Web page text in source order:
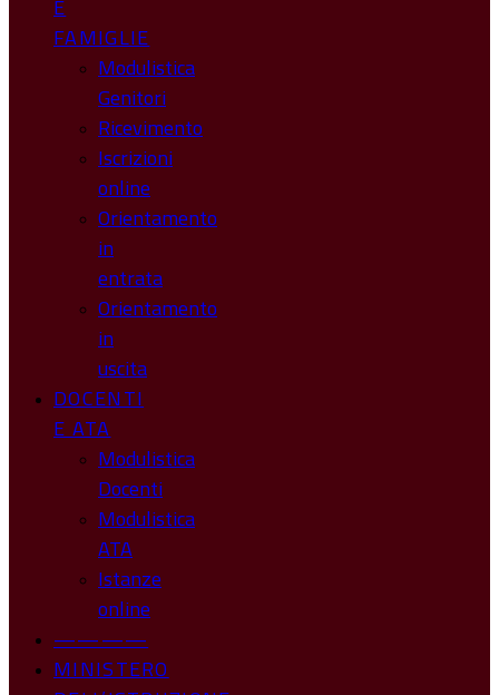
E
FAMIGLIE
Modulistica
Genitori
Ricevimento
Iscrizioni
online
Orientamento
in
entrata
Orientamento
in
uscita
DOCENTI
E ATA
Modulistica
Docenti
Modulistica
ATA
Istanze
online
————
MINISTERO